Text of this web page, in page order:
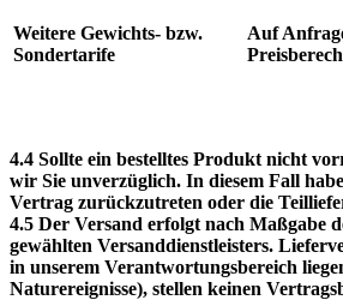
Weitere Gewichts‑ bzw.
Sondertarife
Auf
4.4 Sollte ein bestelltes Produkt nicht
wir Sie unverzüglich. In diesem Fall
Vertrag zurückzutreten oder die
4.5 Der Versand erfolgt nach Maßgabe
gewählten Versanddienstleisters.
in unserem Verantwortungsbereich
Naturereignisse), stellen keinen